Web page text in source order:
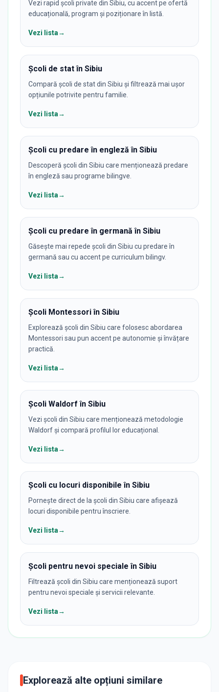
Vezi rapid școli private din Sibiu, cu accent pe ofertă
educațională, program și poziționare în listă.
Vezi lista→
Școli de stat în Sibiu
Compară școli de stat din Sibiu și filtrează mai ușor
opțiunile potrivite pentru familie.
Vezi lista→
Școli cu predare în engleză în Sibiu
Descoperă școli din Sibiu care menționează predare
în engleză sau programe bilingve.
Vezi lista→
Școli cu predare în germană în Sibiu
Găsește mai repede școli din Sibiu cu predare în
germană sau cu accent pe curriculum bilingv.
Vezi lista→
Școli Montessori în Sibiu
Explorează școli din Sibiu care folosesc abordarea
Montessori sau pun accent pe autonomie și învățare
practică.
Vezi lista→
Școli Waldorf în Sibiu
Vezi școli din Sibiu care menționează metodologie
Waldorf și compară profilul lor educațional.
Vezi lista→
Școli cu locuri disponibile în Sibiu
Pornește direct de la școli din Sibiu care afișează
locuri disponibile pentru înscriere.
Vezi lista→
Școli pentru nevoi speciale în Sibiu
Filtrează școli din Sibiu care menționează suport
pentru nevoi speciale și servicii relevante.
Vezi lista→
Explorează alte opțiuni similare